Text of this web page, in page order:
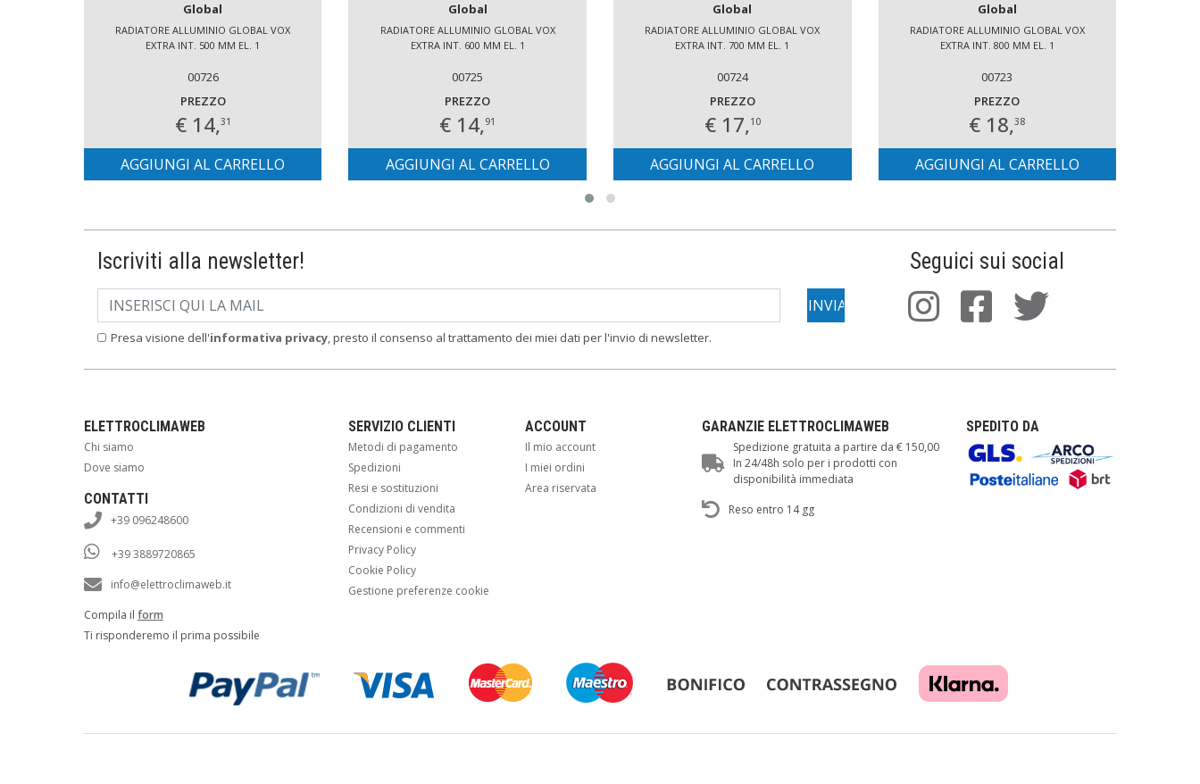
Global
RADIATORE ALLUMINIO GLOBAL VOX
EXTRA INT. 500 MM EL. 1
00726
PREZZO
€ 14,31
AGGIUNGI AL CARRELLO
Global
RADIATORE ALLUMINIO GLOBAL VOX
EXTRA INT. 600 MM EL. 1
00725
PREZZO
€ 14,91
AGGIUNGI AL CARRELLO
Global
RADIATORE ALLUMINIO GLOBAL VOX
EXTRA INT. 700 MM EL. 1
00724
PREZZO
€ 17,10
AGGIUNGI AL CARRELLO
Global
RADIATORE ALLUMINIO GLOBAL VOX
EXTRA INT. 800 MM EL. 1
00723
PREZZO
€ 18,38
AGGIUNGI AL CARRELLO
Iscriviti alla newsletter!
Presa visione dell'informativa privacy, presto il consenso al trattamento dei miei dati per l'invio di newsletter.
Seguici sui social
ELETTROCLIMAWEB
Chi siamo
Dove siamo
CONTATTI
+39 096248600
+39 3889720865
info@elettroclimaweb.it
Compila il form
Ti risponderemo il prima possibile
SERVIZIO CLIENTI
Metodi di pagamento
Spedizioni
Resi e sostituzioni
Condizioni di vendita
Recensioni e commenti
Privacy Policy
Cookie Policy
Gestione preferenze cookie
ACCOUNT
Il mio account
I miei ordini
Area riservata
GARANZIE ELETTROCLIMAWEB
Spedizione gratuita a partire da € 150,00
In 24/48h solo per i prodotti con
disponibilità immediata
Reso entro 14 gg
SPEDITO DA